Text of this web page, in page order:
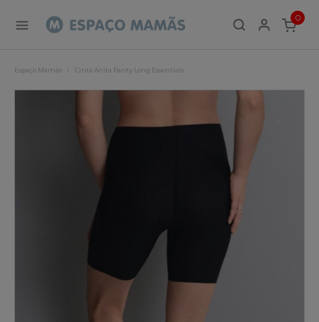
0
ITEMS
Espaço Mamãs Cinta Anita Panty Long Essentials